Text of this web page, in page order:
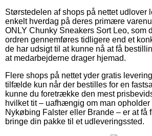
Størstedelen af shops på nettet udlover
enkelt hverdag på deres primære
ONLY Chunky Sneakers Sort Leo, som
ordren gennemføres tidligere end et
de har udsigt til at kunne nå at få
at medarbejderne drager hjemad.
Flere shops på nettet yder gratis
tilfælde kun når der bestilles for en
kunne du foretrække den mest
hvilket tit – uafhængig om man
Nykøbing Falster eller Brande – er at få
bringe din pakke til et udleveringssted.